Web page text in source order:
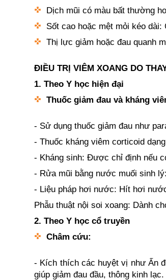
Dịch mũi có màu bất thường
Sốt cao hoặc mệt mỏi kéo
Thị lực giảm hoặc đau quanh
ĐIỀU TRỊ VIÊM XOANG DO
1. Theo Y học hiện đại
Thuốc giảm đau và kháng
- Sử dụng thuốc giảm đau như
- Thuốc kháng viêm corticoid
- Kháng sinh: Được chỉ định nếu
- Rửa mũi bằng nước muối sinh
- Liệu pháp hơi nước: Hít hơi
Phẫu thuật nội soi xoang: Dành
2. Theo Y học cổ truyền
Châm cứu:
- Kích thích các huyệt vị như Ấn
giúp giảm đau đầu, thông kinh lạc.